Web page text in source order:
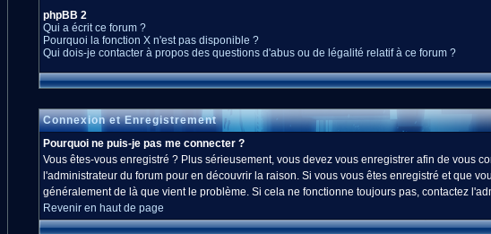
phpBB 2
Qui a écrit ce forum ?
Pourquoi la fonction X n'est pas disponible ?
Qui dois-je contacter à propos des questions d'abus ou de légalité relatif à ce forum ?
Connexion et Enregistrement
Pourquoi ne puis-je pas me connecter ?
Vous êtes-vous enregistré ? Plus sérieusement, vous devez vous enregistrer afin de vous
l'administrateur du forum pour en découvrir la raison. Si vous vous êtes enregistré et que
généralement de là que vient le problème. Si cela ne fonctionne toujours pas, contactez
Revenir en haut de page